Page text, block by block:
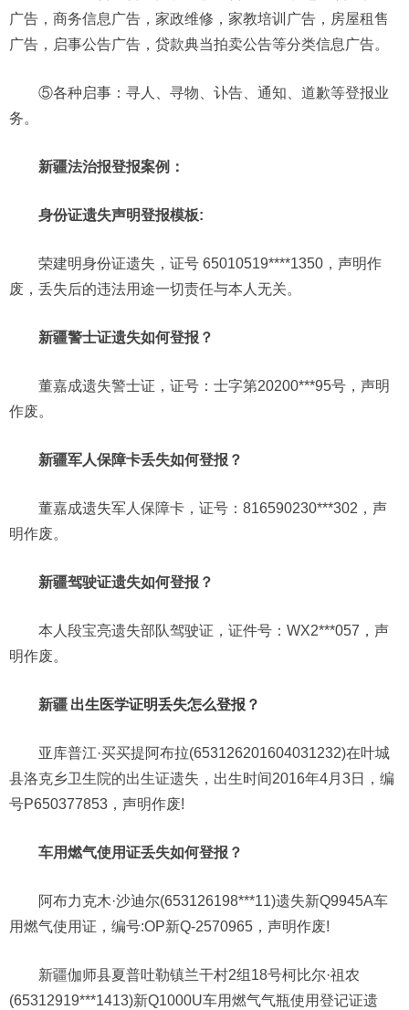
广告，商务信息广告，家政维修，家教培训广告，房屋租售
广告，启事公告广告，贷款典当拍卖公告等分类信息广告。
⑤各种启事：寻人、寻物、讣告、通知、道歉等登报业
务。
新疆法治报登报案例：
身份证遗失声明登报模板:
荣建明身份证遗失，证号 65010519****1350，声明作
废，丢失后的违法用途一切责任与本人无关。
新疆警士证遗失如何登报？
董嘉成遗失警士证，证号：士字第20200***95号，声明
作废。
新疆军人保障卡丢失如何登报？
董嘉成遗失军人保障卡，证号：816590230***302，声
明作废。
新疆驾驶证遗失如何登报？
本人段宝亮遗失部队驾驶证，证件号：WX2***057，声
明作废。
新疆 出生医学证明丢失怎么登报？
亚库普江·买买提阿布拉(653126201604031232)在叶城
县洛克乡卫生院的出生证遗失，出生时间2016年4月3日，编
号P650377853，声明作废!
车用燃气使用证丢失如何登报？
阿布力克木·沙迪尔(653126198***11)遗失新Q9945A车
用燃气使用证，编号:OP新Q-2570965，声明作废!
新疆伽师县夏普吐勒镇兰干村2组18号柯比尔·祖农
(65312919***1413)新Q1000U车用燃气气瓶使用登记证遗